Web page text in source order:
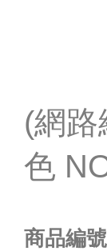
(網
色
商品編號